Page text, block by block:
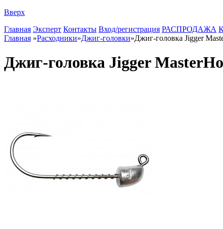
Вверх
Главная Эксперт Контакты Вход/регистрация РАСПРОДАЖА
Главная »Расходники»Джиг-головки»Джиг-головка Jigger
Джиг-головка Jigger